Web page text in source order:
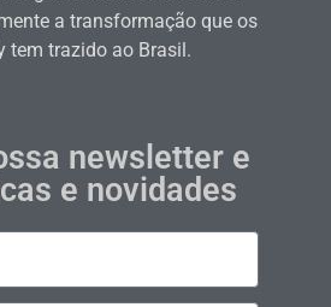
a transformação que os
tem trazido ao Brasil.
newsletter e
e novidades